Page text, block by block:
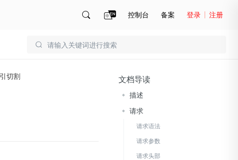
控制台 备案 登录 注册
切割 文档导读
描述
请求
请求语法
请求参数
请求头部